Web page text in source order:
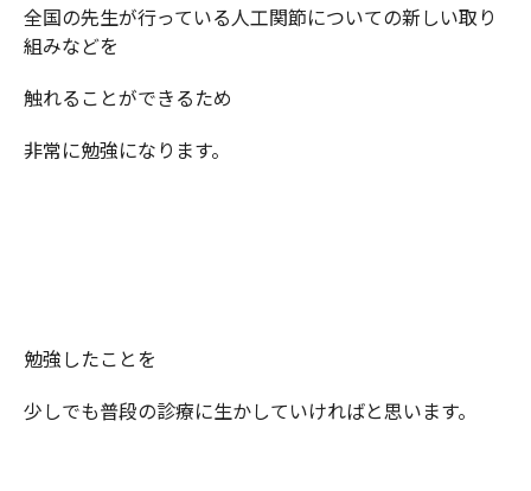
全国の先生が行っている人工関節についての新しい取り
組みなどを
触れることができるため
非常に勉強になります。
勉強したことを
少しでも普段の診療に生かしていければと思います。